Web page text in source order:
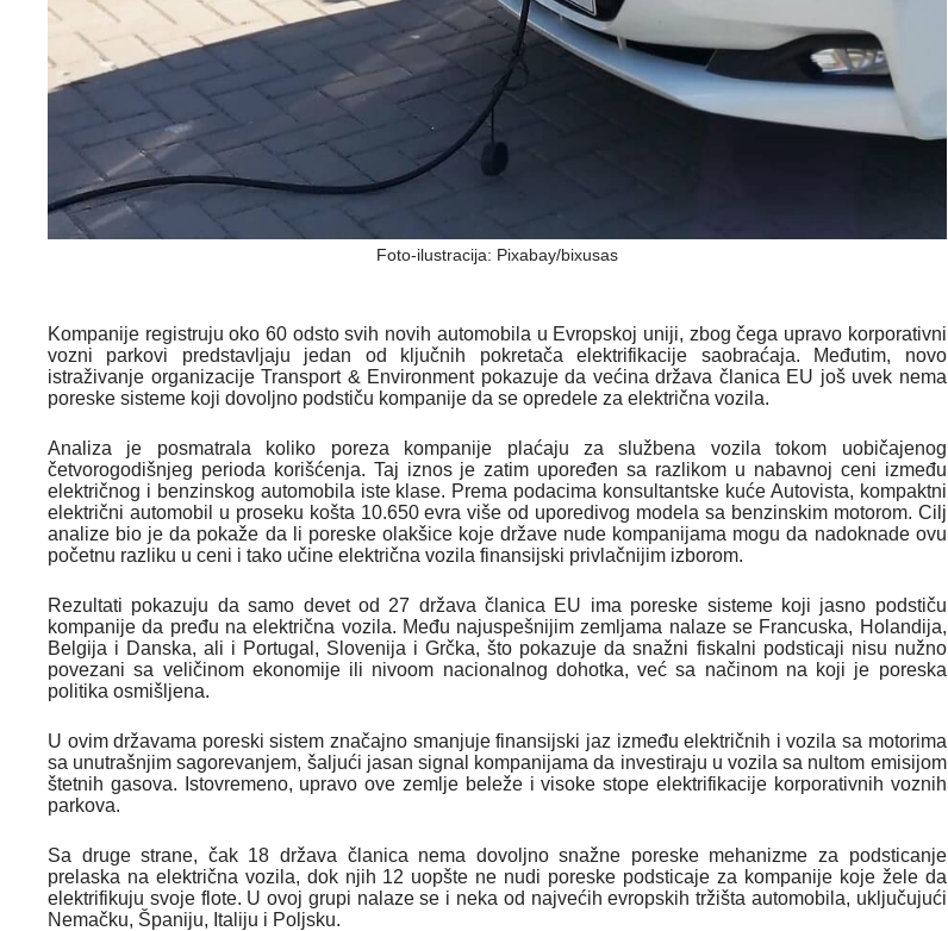
Foto-ilustracija: Pixabay/bixusas
Kompanije registruju oko 60 odsto svih novih automobila u Evropskoj uniji, zbog čega upravo korporativni
vozni parkovi predstavljaju jedan od ključnih pokretača elektrifikacije saobraćaja. Međutim, novo
istraživanje organizacijeTransport & Environmentpokazuje da većina država članica EU još uvek nema
poreske sisteme koji dovoljno podstiču kompanije da se opredele za električna vozila.
Analiza je posmatrala koliko poreza kompanije plaćaju za službena vozila tokom uobičajenog
četvorogodišnjeg perioda korišćenja. Taj iznos je zatim upoređen sa razlikom u nabavnoj ceni između
električnog i benzinskog automobila iste klase. Prema podacima konsultantske kuće Autovista, kompaktni
električni automobil u proseku košta 10.650 evra više od uporedivog modela sa benzinskim motorom. Cilj
analize bio je da pokaže da li poreske olakšice koje države nude kompanijama mogu da nadoknade ovu
početnu razliku u ceni i tako učine električna vozila finansijski privlačnijim izborom.
Rezultati pokazuju da samo devet od 27 država članica EU ima poreske sisteme koji jasno podstiču
kompanije da pređu na električna vozila. Među najuspešnijim zemljama nalaze se Francuska, Holandija,
Belgija i Danska, ali i Portugal, Slovenija i Grčka, što pokazuje da snažni fiskalni podsticaji nisu nužno
povezani sa veličinom ekonomije ili nivoom nacionalnog dohotka, već sa načinom na koji je poreska
politika osmišljena.
U ovim državama poreski sistem značajno smanjuje finansijski jaz između električnih i vozila sa motorima
sa unutrašnjim sagorevanjem, šaljući jasan signal kompanijama da investiraju u vozila sa nultom emisijom
štetnih gasova. Istovremeno, upravo ove zemlje beleže i visoke stope elektrifikacije korporativnih voznih
parkova.
Sa druge strane, čak 18 država članica nema dovoljno snažne poreske mehanizme za podsticanje
prelaska na električna vozila, dok njih 12 uopšte ne nudi poreske podsticaje za kompanije koje žele da
elektrifikuju svoje flote. U ovoj grupi nalaze se i neka od najvećih evropskih tržišta automobila, uključujući
Nemačku, Španiju, Italiju i Poljsku.